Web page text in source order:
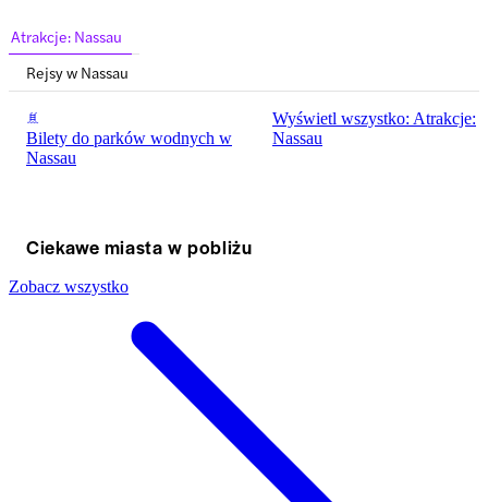
Atrakcje: Nassau
Rejsy w Nassau
Bilety do parków wodnych w
Nassau
Wyświetl wszystko: Atrakcje:
Nassau
Ciekawe miasta w pobliżu
Zobacz wszystko